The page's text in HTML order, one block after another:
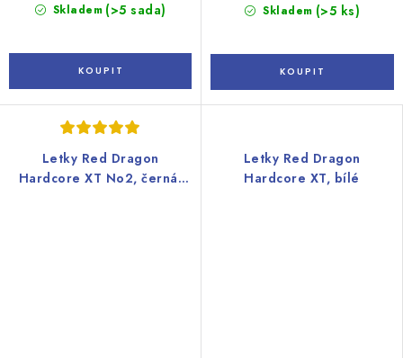
Skladem (>5 sada) Skladem (>5 ks)
Letky Red Dragon
Hardcore XT No2, černá,
Letky Red Dragon
Hardcore XT, bílé